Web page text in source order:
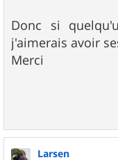
Donc si
j'aimerais avoir
Merci
Larsen